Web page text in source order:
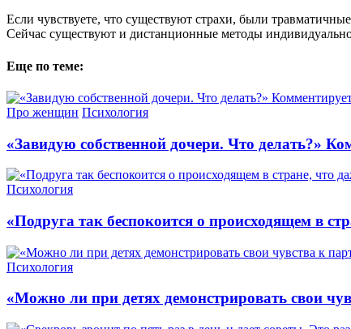
Если чувствуете, что существуют страхи, были
Сейчас существуют и дистанционные методы
Еще по теме:
Про женщин Психология
«Завидую собственной дочери. Что делать?»
Психология
«Подруга так беспокоится о происходящем в
Психология
«Можно ли при детях демонстрировать свои